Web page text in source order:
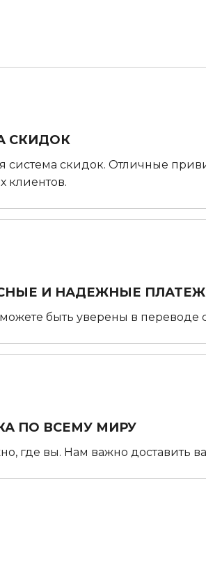
СКИДОК
система скидок. Отличные
клиентов.
И НАДЕЖНЫЕ
быть уверены в переводе
ПО ВСЕМУ МИРУ
где вы. Нам важно доставить